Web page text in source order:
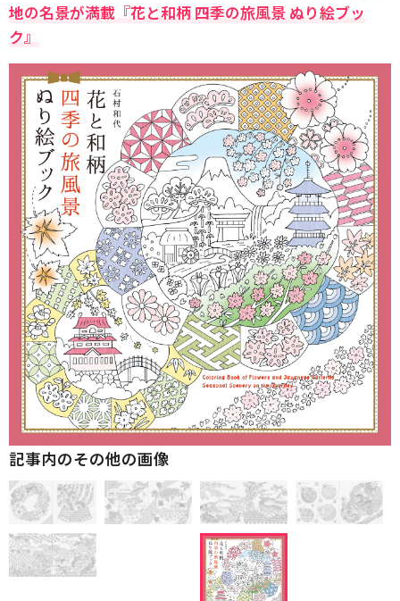
地の名景が満載『花と和柄 四季の旅風景 ぬり絵ブッ
ク』
記事内のその他の画像